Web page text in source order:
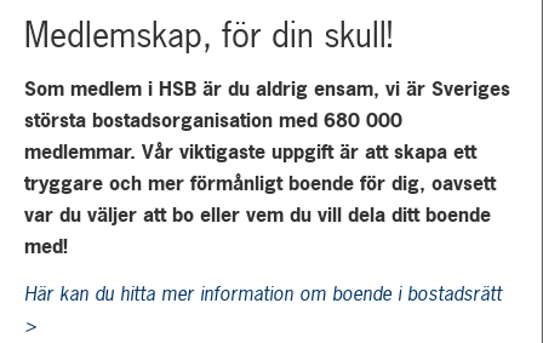
Medlemskap, för din skull!
Som medlem i HSB är du aldrig ensam, vi är Sveriges
största bostadsorganisation med 680 000
medlemmar. Vår viktigaste uppgift är att skapa ett
tryggare och mer förmånligt boende för dig, oavsett
var du väljer att bo eller vem du vill dela ditt boende
med!
Här kan du hitta mer information om boende i bostadsrätt
>